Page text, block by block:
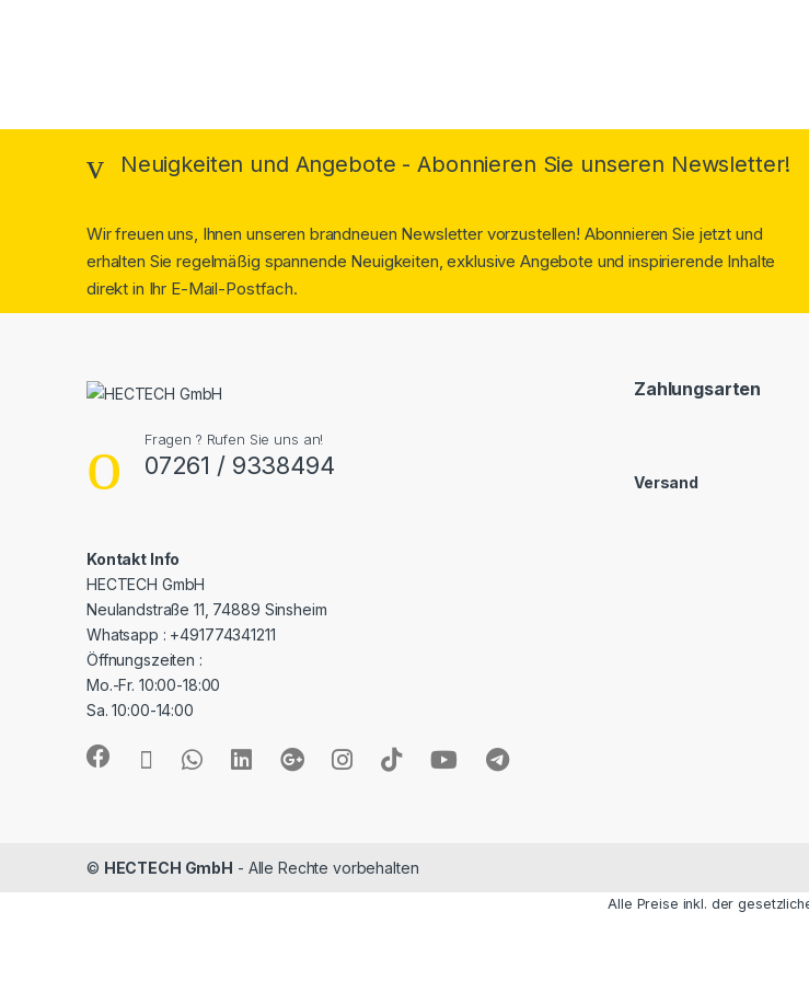
Neuigkeiten und Angebote - Abonnieren Sie unseren Newsletter!
Wir freuen uns, Ihnen unseren brandneuen Newsletter vorzustellen! Abonnieren Sie jetzt und
erhalten Sie regelmäßig spannende Neuigkeiten, exklusive Angebote und inspirierende Inhalte
direkt in Ihr E-Mail-Postfach.
Fragen ? Rufen Sie uns an!
07261 / 9338494
Kontakt Info
HECTECH GmbH
Neulandstraße 11, 74889 Sinsheim
Whatsapp : +491774341211
Öffnungszeiten :
Mo.-Fr. 10:00-18:00
Sa. 10:00-14:00
Zahlungsarten
Versand
© HECTECH GmbH - Alle Rechte vorbehalten
Alle Preise inkl. der